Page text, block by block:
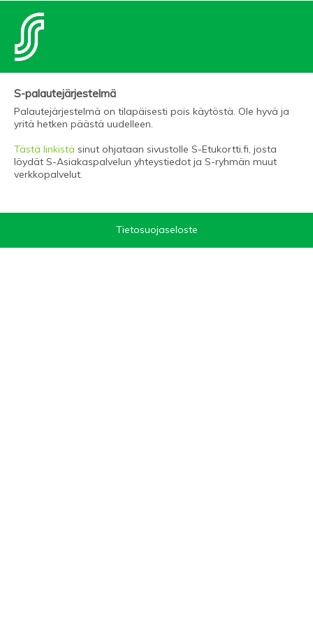
S-palautejärjestelmä
Palautejärjestelmä on tilapäisesti pois käytöstä. Ole hyvä ja
yritä hetken päästä uudelleen.
Tästä linkistä sinut ohjataan sivustolle S-Etukortti.fi, josta
löydät S-Asiakaspalvelun yhteystiedot ja S-ryhmän muut
verkkopalvelut.
Tietosuojaseloste